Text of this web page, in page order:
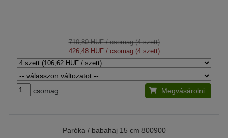
710,80 HUF/ csomag (4 szett)
426,48 HUF/ csomag (4 szett)
csomag Megvásárolni
Paróka / babahaj 15 cm 800900